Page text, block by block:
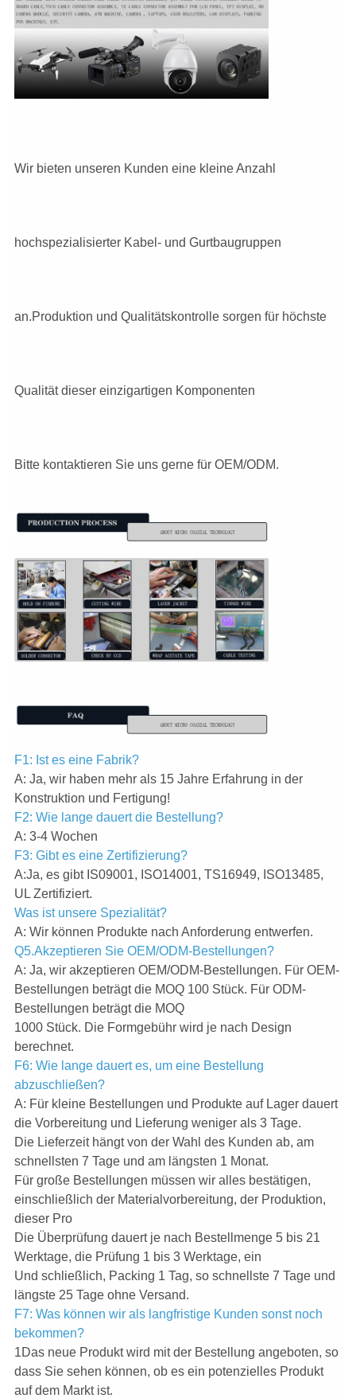
Wir bieten unseren Kunden eine kleine Anzahl
hochspezialisierter Kabel- und Gurtbaugruppen
an.Produktion und Qualitätskontrolle sorgen für höchste
Qualität dieser einzigartigen Komponenten
Bitte kontaktieren Sie uns gerne für OEM/ODM.
F1: Ist es eine Fabrik?
A: Ja, wir haben mehr als 15 Jahre Erfahrung in der
Konstruktion und Fertigung!
F2: Wie lange dauert die Bestellung?
A: 3-4 Wochen
F3: Gibt es eine Zertifizierung?
A:Ja, es gibt IS09001, ISO14001, TS16949, ISO13485,
UL Zertifiziert.
Was ist unsere Spezialität?
A: Wir können Produkte nach Anforderung entwerfen.
Q5.Akzeptieren Sie OEM/ODM-Bestellungen?
A: Ja, wir akzeptieren OEM/ODM-Bestellungen. Für OEM-
Bestellungen beträgt die MOQ 100 Stück. Für ODM-
Bestellungen beträgt die MOQ
1000 Stück. Die Formgebühr wird je nach Design
berechnet.
F6: Wie lange dauert es, um eine Bestellung
abzuschließen?
A: Für kleine Bestellungen und Produkte auf Lager dauert
die Vorbereitung und Lieferung weniger als 3 Tage.
Die Lieferzeit hängt von der Wahl des Kunden ab, am
schnellsten 7 Tage und am längsten 1 Monat.
Für große Bestellungen müssen wir alles bestätigen,
einschließlich der Materialvorbereitung, der Produktion,
dieser Pro
Die Überprüfung dauert je nach Bestellmenge 5 bis 21
Werktage, die Prüfung 1 bis 3 Werktage, ein
Und schließlich, Packing 1 Tag, so schnellste 7 Tage und
längste 25 Tage ohne Versand.
F7: Was können wir als langfristige Kunden sonst noch
bekommen?
1Das neue Produkt wird mit der Bestellung angeboten, so
dass Sie sehen können, ob es ein potenzielles Produkt
auf dem Markt ist.